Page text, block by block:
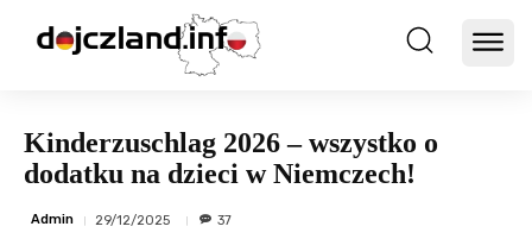
Kinderzuschlag 2026 – wszystko o
dodatku na dzieci w Niemczech!
Admin 29/12/2025 37